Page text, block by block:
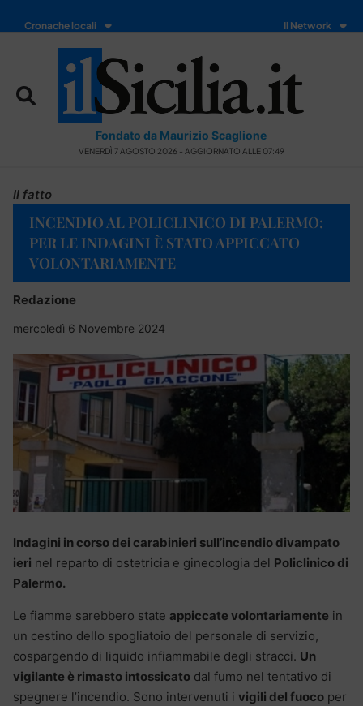
Cronache locali Il Network
Fondato da Maurizio Scaglione
VENERDÌ 7 AGOSTO 2026 - AGGIORNATO ALLE 07:49
Il fatto
INCENDIO AL POLICLINICO DI PALERMO:
PER LE INDAGINI È STATO APPICCATO
VOLONTARIAMENTE
Redazione
mercoledì 6 Novembre 2024
Indagini in corso dei carabinieri sull’incendio divampato
ieri nel reparto di ostetricia e ginecologia del Policlinico di
Palermo.
Le fiamme sarebbero state appiccate volontariamente in
un cestino dello spogliatoio del personale di servizio,
cospargendo di liquido infiammabile degli stracci. Un
vigilante è rimasto intossicato dal fumo nel tentativo di
spegnere l’incendio. Sono intervenuti i vigili del fuoco per